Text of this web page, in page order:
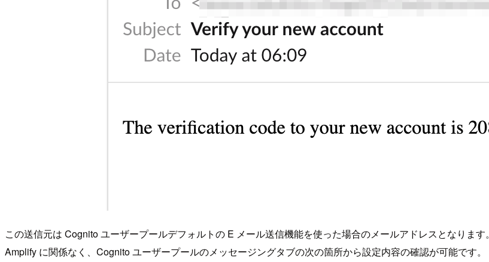
この送信元は Cognito ユーザープールデフォルトの E メール送信機能を使った場合のメールアドレスとなります。
Amplify に関係なく、Cognito ユーザープールのメッセージングタブの次の箇所から設定内容の確認が可能です。